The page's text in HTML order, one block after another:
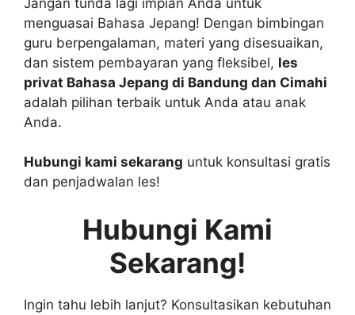
menguasai Bahasa Jepang! Dengan bimbingan
guru berpengalaman, materi yang disesuaikan,
dan sistem pembayaran yang fleksibel, les
privat Bahasa Jepang di Bandung dan Cimahi
adalah pilihan terbaik untuk Anda atau anak
Anda.
Hubungi kami sekarang untuk konsultasi gratis
dan penjadwalan les!
Hubungi Kami
Sekarang!
Ingin tahu lebih lanjut? Konsultasikan kebutuhan